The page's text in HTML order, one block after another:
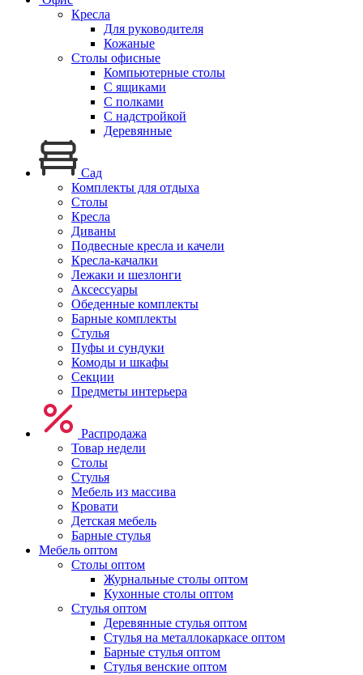
Кресла
Для руководителя
Кожаные
Столы офисные
Компьютерные столы
С ящиками
С полками
С надстройкой
Деревянные
Сад
Комплекты для отдыха
Столы
Кресла
Диваны
Подвесные кресла и качели
Кресла-качалки
Лежаки и шезлонги
Аксессуары
Обеденные комплекты
Барные комплекты
Стулья
Пуфы и сундуки
Комоды и шкафы
Секции
Предметы интерьера
Распродажа
Товар недели
Столы
Стулья
Мебель из массива
Кровати
Детская мебель
Барные стулья
Мебель оптом
Столы оптом
Журнальные столы оптом
Кухонные столы оптом
Стулья оптом
Деревянные стулья оптом
Стулья на металлокаркасе оптом
Барные стулья оптом
Стулья венские оптом